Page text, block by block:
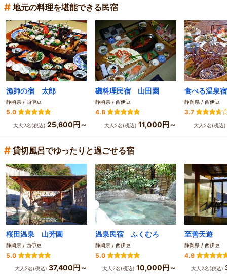
# 地元の料理を堪能できる民宿
漁師の宿 太郎
静岡県 / 西伊豆
5.0
大人2名(税込) 25,600円～
磯料理民宿 山田園
静岡県 / 西伊豆
4.8
大人2名(税込) 11,000円～
食べる温泉
静岡県 / 西伊豆
3.7
大人2名(税込)
# 貸切風呂でゆったりと過ごせる宿
桜田温泉 山芳園
静岡県 / 西伊豆
5.0
大人2名(税込) 37,400円～
温泉民宿 ふくむろ
静岡県 / 西伊豆
5.0
大人2名(税込) 10,000円～
至善天遊
静岡県 / 西伊豆
4.9
大人2名(税込)